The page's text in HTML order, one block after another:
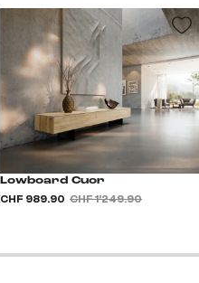
Lowboard Cuor
CHF 989.90 CHF 1’249.90